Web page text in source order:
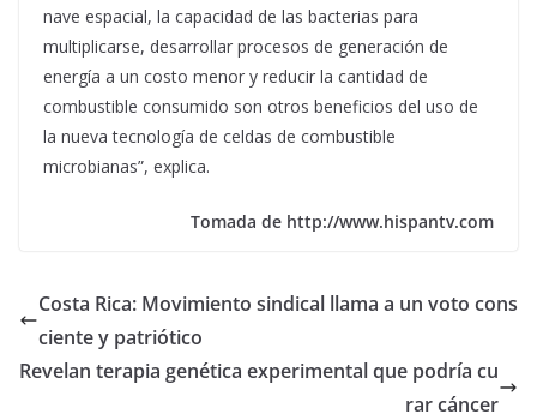
nave espacial, la capacidad de las bacterias para
multiplicarse, desarrollar procesos de generación de
energía a un costo menor y reducir la cantidad de
combustible consumido son otros beneficios del uso de
la nueva tecnología de celdas de combustible
microbianas”, explica.
Tomada de http://www.hispantv.com
Costa Rica: Movimiento sindical llama a un voto cons
ciente y patriótico
Revelan terapia genética experimental que podría cu
rar cáncer